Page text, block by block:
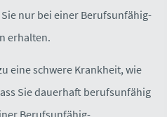
nur bei einer Berufs­unfähig­
erhalten.
eine schwere Krankheit, wie
Sie dauerhaft berufsunfähig